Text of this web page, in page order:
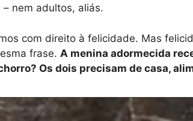
nem adultos, aliás.
com direito à felicidade. Mas
frase. A menina adormecida
Os dois precisam de casa,